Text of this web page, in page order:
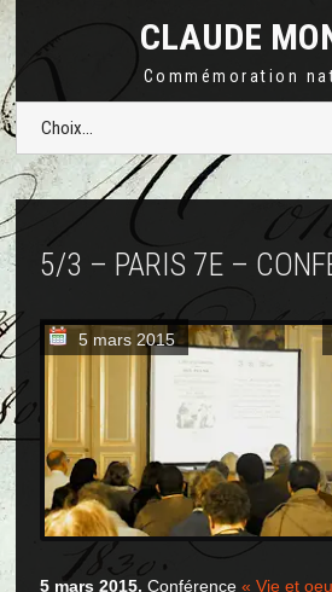
CLAUDE
Commémoration
Choix...
5/3 – PARIS 7E –
5 mars 2015
5 mars 2015. Conférence« Vie et